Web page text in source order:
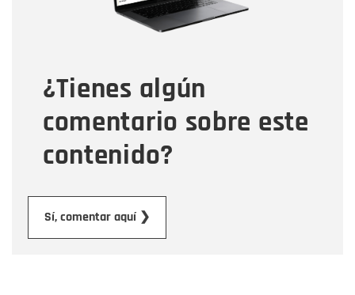
¿Tienes algún
comentario sobre este
contenido?
Sí, comentar aquí ❯
Tipo de comentario
Mensaje